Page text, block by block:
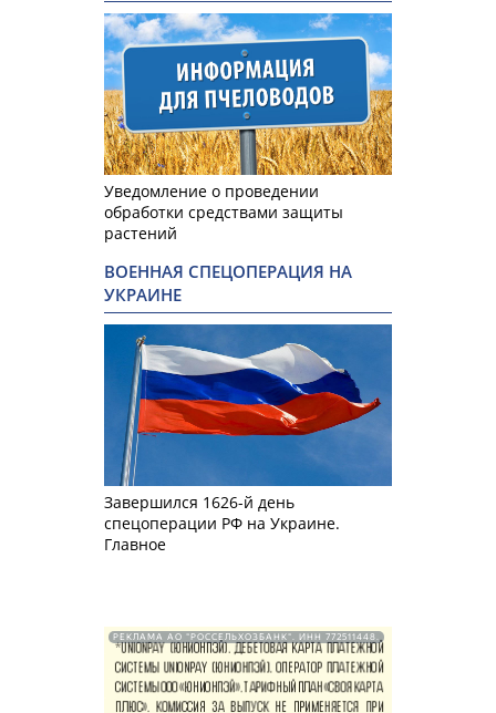
Уведомление о проведении
обработки средствами защиты
растений
ВОЕННАЯ СПЕЦОПЕРАЦИЯ НА
УКРАИНЕ
Завершился 1626-й день
спецоперации РФ на Украине.
Главное
РЕКЛАМА АО "РОССЕЛЬХОЗБАНК". ИНН 772511448.